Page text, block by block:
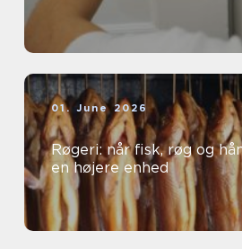
01. June 2026
Røgeri: når fisk, røg og
en højere enhed